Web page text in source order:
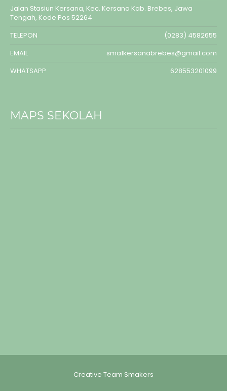
Jalan Stasiun Kersana, Kec. Kersana Kab. Brebes, Jawa
Tengah, Kode Pos 52264
TELEPON
(0283) 4582655
EMAIL
sma1kersanabrebes@gmail.com
WHATSAPP
628553201099
MAPS SEKOLAH
Creative Team Smakers